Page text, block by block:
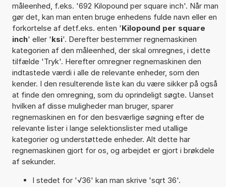
måleenhed, f.eks. '692 Kilopound per square inch'. Når man
gør det, kan man enten bruge enhedens fulde navn eller en
forkortelse af detf.eks. enten 'Kilopound per square
inch' eller 'ksi'. Derefter bestemmer regnemaskinen
kategorien af den måleenhed, der skal omregnes, i dette
tilfælde 'Tryk'. Herefter omregner regnemaskinen den
indtastede værdi i alle de relevante enheder, som den
kender. I den resulterende liste kan du være sikker på også
at finde den omregning, som du oprindeligt søgte. Uanset
hvilken af disse muligheder man bruger, sparer
regnemaskinen en for den besværlige søgning efter de
relevante lister i lange selektionslister med utallige
kategorier og understøttede enheder. Alt dette har
regnemaskinen gjort for os, og arbejdet er gjort i brøkdele
af sekunder.
I stedet for '√36' kan man skrive 'sqrt 36'.